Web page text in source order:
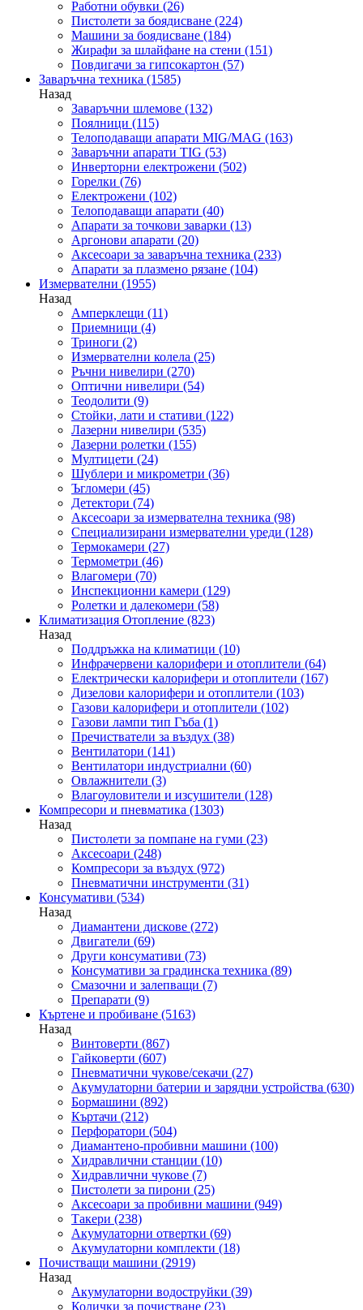
Работни обувки (26)
Пистолети за боядисване (224)
Машини за боядисване (184)
Жирафи за шлайфане на стени (151)
Повдигачи за гипсокартон (57)
Заваръчна техника (1585)
Назад
Заваръчни шлемове (132)
Поялници (115)
Телоподаващи апарати MIG/MAG (163)
Заваръчни апарати TIG (53)
Инверторни електрожени (502)
Горелки (76)
Електрожени (102)
Телоподаващи апарати (40)
Апарати за точкови заварки (13)
Аргонови апарати (20)
Аксесоари за заваръчна техника (233)
Апарати за плазмено рязане (104)
Измервателни (1955)
Назад
Амперклещи (11)
Приемници (4)
Триноги (2)
Измервателни колела (25)
Ръчни нивелири (270)
Оптични нивелири (54)
Теодолити (9)
Стойки, лати и стативи (122)
Лазерни нивелири (535)
Лазерни ролетки (155)
Мултицети (24)
Шублери и микрометри (36)
Ъгломери (45)
Детектори (74)
Аксесоари за измервателна техника (98)
Специализирани измервателни уреди (128)
Термокамери (27)
Термометри (46)
Влагомери (70)
Инспекционни камери (129)
Ролетки и далекомери (58)
Климатизация Отопление (823)
Назад
Поддръжка на климатици (10)
Инфрачервени калорифери и отоплители (64)
Електрически калорифери и отоплители (167)
Дизелови калорифери и отоплители (103)
Газови калорифери и отоплители (102)
Газови лампи тип Гъба (1)
Пречистватели за въздух (38)
Вентилатори (141)
Вентилатори индустриални (60)
Овлажнители (3)
Влагоуловители и изсушители (128)
Компресори и пневматика (1303)
Назад
Пистолети за помпане на гуми (23)
Аксесоари (248)
Компресори за въздух (972)
Пневматични инструменти (31)
Консумативи (534)
Назад
Диамантени дискове (272)
Двигатели (69)
Други консумативи (73)
Консумативи за градинска техника (89)
Смазочни и залепващи (7)
Препарати (9)
Къртене и пробиване (5163)
Назад
Винтоверти (867)
Гайковерти (607)
Пневматични чукове/секачи (27)
Акумулаторни батерии и зарядни устройства (630)
Бормашини (892)
Къртачи (212)
Перфоратори (504)
Диамантено-пробивни машини (100)
Хидравлични станции (10)
Хидравлични чукове (7)
Пистолети за пирони (25)
Аксесоари за пробивни машини (949)
Такери (238)
Акумулаторни отвертки (69)
Акумулаторни комплекти (18)
Почистващи машини (2919)
Назад
Акумулаторни водоструйки (39)
Колички за почистване (23)